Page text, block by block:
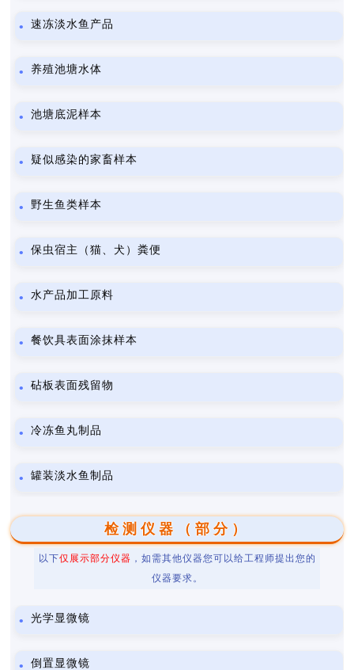
速冻淡水鱼产品
养殖池塘水体
池塘底泥样本
疑似感染的家畜样本
野生鱼类样本
保虫宿主（猫、犬）粪便
水产品加工原料
餐饮具表面涂抹样本
砧板表面残留物
冷冻鱼丸制品
罐装淡水鱼制品
检测仪器（部分）
以下仅展示部分仪器 ，如需其他仪器您可以给工程师提出您的
仪器要求。
光学显微镜
倒置显微镜